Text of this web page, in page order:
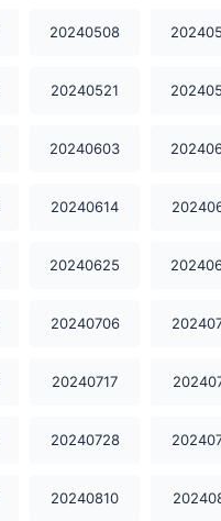
20240508
20240521
20240603
20240614
20240625
20240706
20240717
20240728
20240810